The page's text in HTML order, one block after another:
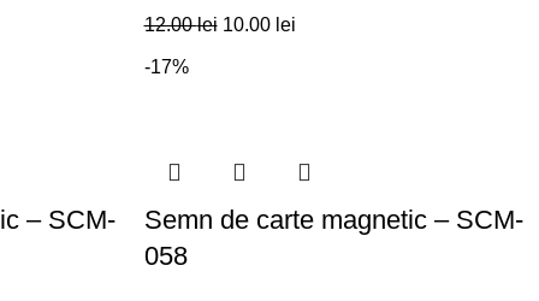
12.00lei 10.00 lei
– SCM-
-17%
Semn de carte magnetic – SCM-
058